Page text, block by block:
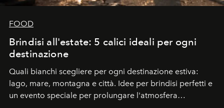
FOOD
Brindisi all'estate: 5 calici ideali per ogni
destinazione
Quali bianchi scegliere per ogni destinazione estiva:
lago, mare, montagna e città. Idee per brindisi perfetti e
un evento speciale per prolungare l'atmosfera